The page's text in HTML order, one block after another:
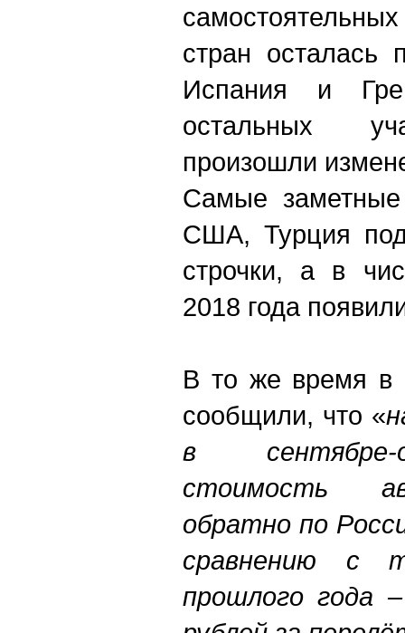
стран осталась
Испания и
остальных
произошли
Самые
США, Турция
строчки, а в
2018 года
В то же время в
сообщили, что «н
в сентябре-
стоимость
обратно по
сравнению с
прошлого года